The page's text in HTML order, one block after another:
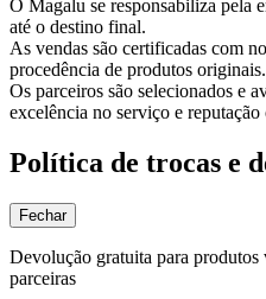
O Magalu se responsabiliza pela
até o destino final.
As vendas são certificadas com
procedência de produtos originais.
Os parceiros são selecionados e
excelência no serviço e reputação
Política de trocas e
Fechar
Devolução gratuita para produtos
parceiras